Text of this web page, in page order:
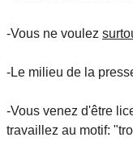
-Vous ne voulez
-Le milieu de la
-Vous venez d'être
travaillez au motif: